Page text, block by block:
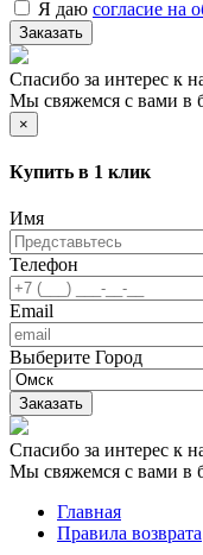
Я даю согласие на
Заказать
Спасибо за интерес к
Мы свяжемся с вами в
×
Купить в 1 клик
Имя
Телефон
Email
Выберите Город
Заказать
Спасибо за интерес к
Мы свяжемся с вами в
Главная
Правила возврата